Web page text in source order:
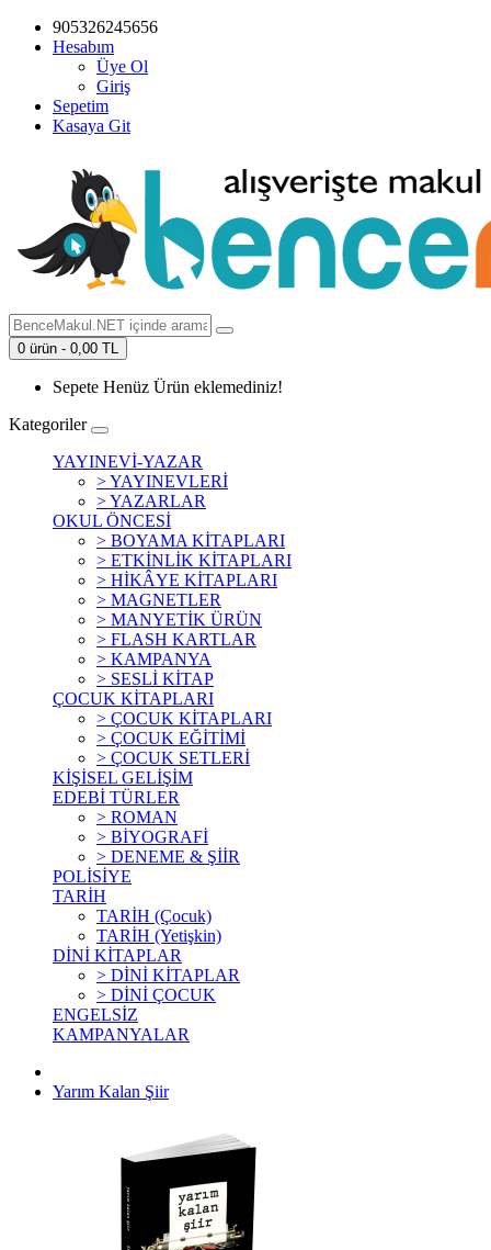
905326245656
Hesabım
Üye Ol
Giriş
Sepetim
Kasaya Git
0 ürün - 0,00 TL
Sepete Henüz Ürün eklemediniz!
Kategoriler
YAYINEVİ-YAZAR
> YAYINEVLERİ
> YAZARLAR
OKUL ÖNCESİ
> BOYAMA KİTAPLARI
> ETKİNLİK KİTAPLARI
> HİKÂYE KİTAPLARI
> MAGNETLER
> MANYETİK ÜRÜN
> FLASH KARTLAR
> KAMPANYA
> SESLİ KİTAP
ÇOCUK KİTAPLARI
> ÇOCUK KİTAPLARI
> ÇOCUK EĞİTİMİ
> ÇOCUK SETLERİ
KİŞİSEL GELİŞİM
EDEBİ TÜRLER
> ROMAN
> BİYOGRAFİ
> DENEME & ŞİİR
POLİSİYE
TARİH
TARİH (Çocuk)
TARİH (Yetişkin)
DİNİ KİTAPLAR
> DİNİ KİTAPLAR
> DİNİ ÇOCUK
ENGELSİZ
KAMPANYALAR
Yarım Kalan Şiir